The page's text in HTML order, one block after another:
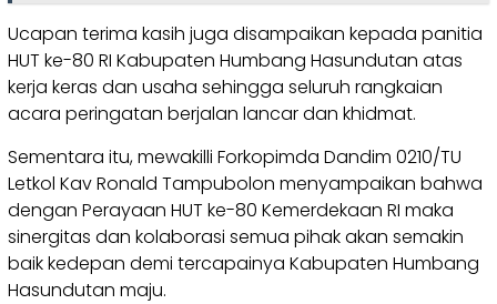
Ucapan terima kasih juga disampaikan kepada panitia
HUT ke-80 RI Kabupaten Humbang Hasundutan atas
kerja keras dan usaha sehingga seluruh rangkaian
acara peringatan berjalan lancar dan khidmat.
Sementara itu, mewakilli Forkopimda Dandim 0210/TU
Letkol Kav Ronald Tampubolon menyampaikan bahwa
dengan Perayaan HUT ke-80 Kemerdekaan RI maka
sinergitas dan kolaborasi semua pihak akan semakin
baik kedepan demi tercapainya Kabupaten Humbang
Hasundutan maju.